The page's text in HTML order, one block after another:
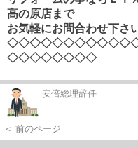
高の原店まで
お気軽にお問合わせ下さ
◇◇◇◇◇◇◇◇
安倍総理辞任
＜ 前のページ